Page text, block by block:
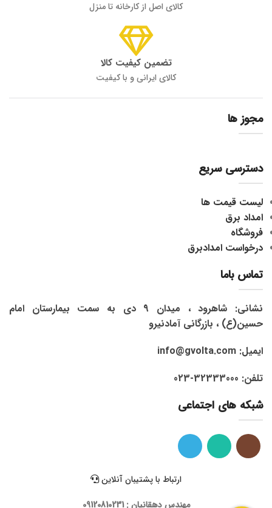
کالای اصل از کارخانه تا منزل
تضمین کیفیت کالا
کالای ایرانی و با کیفیت
مجوز ها
دسترسی سریع
لیست قیمت ها
امداد برق
فروشگاه
درخواست امدادبرق
تماس باما
نشانی: شاهرود ، میدان 9 دی به سمت بیمارستان امام
حسین(ع) ، بازرگانی آمادنیرو
ایمیل: info@gvolta.com
تلفن: 32333000-023
شبکه های اجتماعی
ارتباط با پشتیبان آنلاین
مهندس دهقانیان : 09120810231